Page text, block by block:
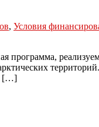
, Условия
программа,
[…]